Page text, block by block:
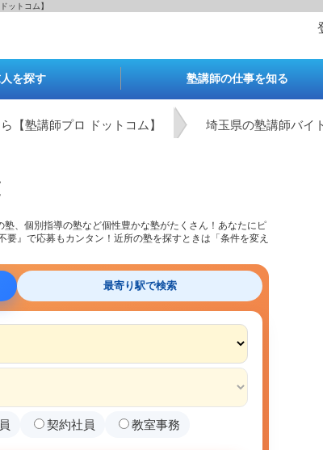
ットコム】
を探す 塾講師の仕事を知る
【塾講師プロ ドットコム】 埼玉県の塾講師バイ
塾、個別指導の塾など個性豊かな塾がたくさん！あなたにピ
』で応募もカンタン！近所の塾を探すときは「条件を変え
最寄り駅で検索
契約社員 教室事務